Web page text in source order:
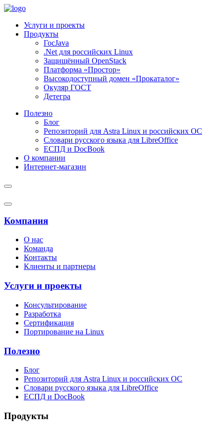
Услуги и проекты
Продукты
ГосJava
.Net для российских Linux
Защищённый OpenStack
Платформа «Простор»
Высокодоступный домен «Прокаталог»
Окуляр ГОСТ
Детегра
Полезно
Блог
Репозиторий для Astra Linux и российских ОС
Словари русского языка для LibreOffice
ЕСПД и DocBook
О компании
Интернет-магазин
Компания
О нас
Команда
Контакты
Клиенты и партнеры
Услуги и проекты
Консультирование
Разработка
Сертификация
Портирование на Linux
Полезно
Блог
Репозиторий для Astra Linux и российских ОС
Словари русского языка для LibreOffice
ЕСПД и DocBook
Продукты